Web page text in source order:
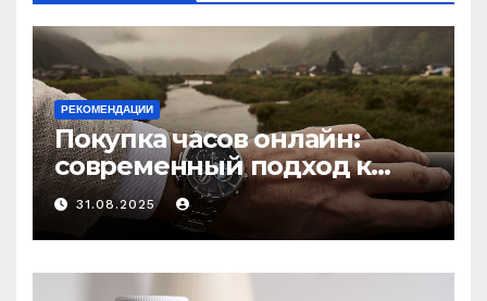
РЕКОМЕНДАЦИИ
Покупка часов онлайн:
современный подход к
выбору аксессуаров
31.08.2025